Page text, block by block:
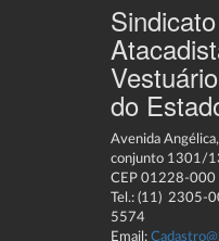
do
Avenida
conjunto 1301/
CEP 01228-000
Tel.: (11) 2305-
5574
Email: